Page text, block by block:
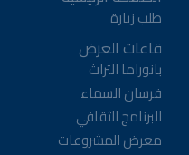
طلب زيارة
قاعات العرض
بانوراما التراث
فرسان السماء
البرنامج الثقافي
معرض المشروعات